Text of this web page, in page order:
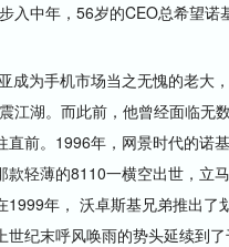
入中年，56岁的CEO总希望诺
为手机市场当之无愧的老大
江湖。而此前，他曾经面临无
直前。1996年，网景时代的诺
款轻薄的8110一横空出世，立
1999年， 沃卓斯基兄弟推出了
世纪末呼风唤雨的势头延续到